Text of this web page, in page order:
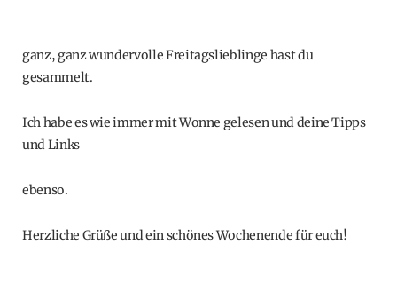
ganz, ganz wundervolle Freitagslieblinge hast du
gesammelt.
Ich habe es wie immer mit Wonne gelesen und deine Tipps
und Links
ebenso.
Herzliche Grüße und ein schönes Wochenende für euch!